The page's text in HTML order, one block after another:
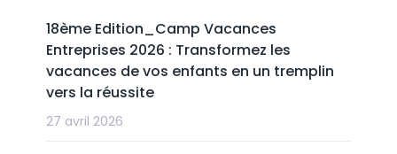
18ème Edition_Camp Vacances
Entreprises 2026 : Transformez les
vacances de vos enfants en un tremplin
vers la réussite
27 avril 2026